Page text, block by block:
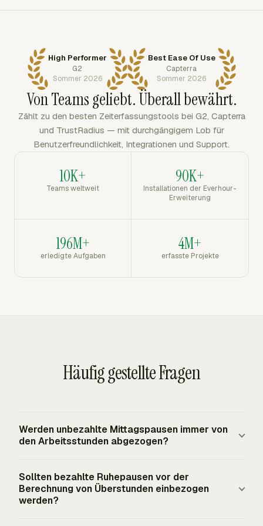
High Performer
G2
Sommer 2026
Best Ease Of Use
Capterra
Sommer 2026
Von Teams geliebt. Überall bewährt.
Zählt zu den besten Zeiterfassungstools bei G2, Capterra
und TrustRadius — mit durchgängigem Lob für
Benutzerfreundlichkeit, Integrationen und Support.
10K+
Teams weltweit
90K+
Installationen der Everhour-
Erweiterung
196M+
erledigte Aufgaben
4M+
erfasste Projekte
Häufig gestellte Fragen
Werden unbezahlte Mittagspausen immer von
den Arbeitsstunden abgezogen?
wenn die Essenspause als arbeitsfreie Zeit gilt. Nach der
bundesrechtlichen Grundlage ist eine echte Essenspause
Sollten bezahlte Ruhepausen vor der
Berechnung von Überstunden einbezogen
werden?